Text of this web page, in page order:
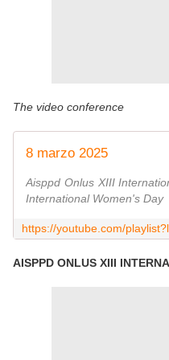
The video conference
8 marzo 2025
Aisppd Onlus XIII
International Women's Day
AISPPD ONLUS XIII